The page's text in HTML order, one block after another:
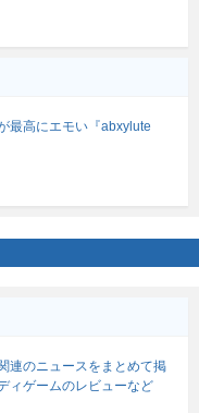
最高にエモい『abxylute
連のニュースをまとめて掲
ィゲームのレビューなど